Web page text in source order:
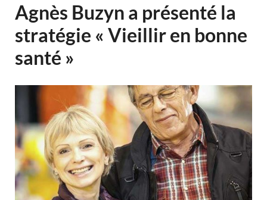
Agnès Buzyn a présenté la
stratégie « Vieillir en bonne
santé »